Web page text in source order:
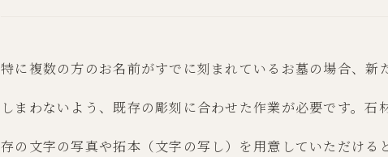
特に複数の方のお名前がすでに刻まれているお墓の場合、新
しまわないよう、既存の彫刻に合わせた作業が必要です。石
存の文字の写真や拓本（文字の写し）を用意していただける